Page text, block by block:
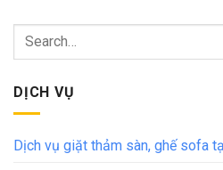
DỊCH VỤ
Dịch vụ giặt thảm sàn, ghế sofa